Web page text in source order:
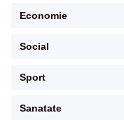
Economie
Social
Sport
Sanatate